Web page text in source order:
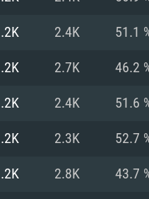
DE
2.4K 51.1
2.7K 46.2
2.4K 51.6
2.3K 52.7
2.8K 43.7